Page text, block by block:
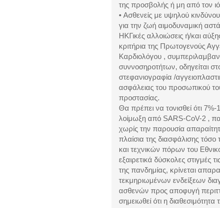
της προσβολής ή μη από τον
• Ασθενείς με υψηλού
για την ζωή αιμοδυναμική
ΗΚΓικές αλλοιώσεις ή/και
κριτήρια της Πρωτογενούς
Καρδιολόγου ,
συννοσηροτήτων, οδηγείται
στεφανιογραφία /
ασφάλειας του προσωπικού
προστασίας.
Θα πρέπει να τονισθεί ότι
λοίμωξη από SARS-CoV-2 ,
χωρίς την παρουσία
πλαίσια της διασφάλισης
και τεχνικών πόρων του
εξαιρετικά δύσκολες στιγμές
της πανδημίας, κρίνεται
τεκμηριωμένων ενδείξεων
ασθενών προς αποφυγή
σημειωθεί ότι η